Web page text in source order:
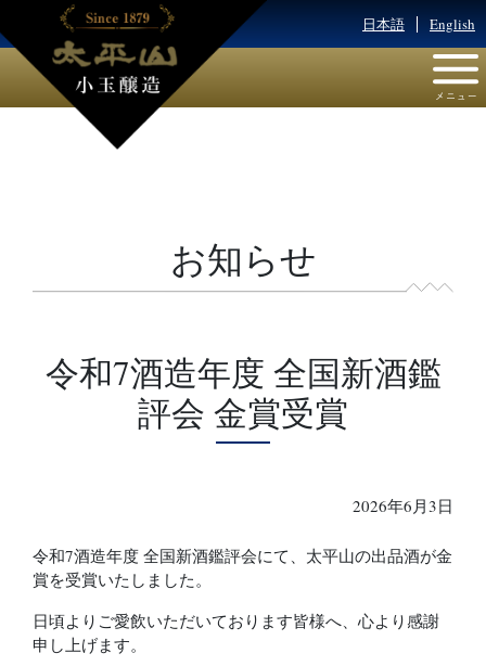
日本語 English
お知らせ
令和7酒造年度 全国新酒鑑
評会 金賞受賞
2026年6月3日
令和7酒造年度 全国新酒鑑評会にて、太平山の出品酒が金
賞を受賞いたしました。
日頃よりご愛飲いただいております皆様へ、心より感謝
申し上げます。